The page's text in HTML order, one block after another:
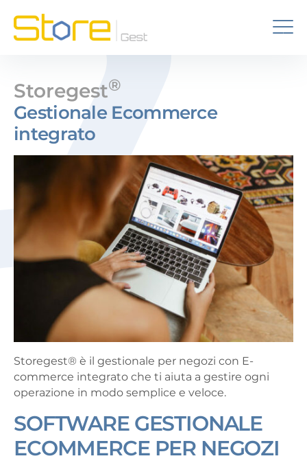
Storegest®
Gestionale Ecommerce
integrato
Storegest® è il gestionale per negozi con E-
commerce integrato che ti aiuta a gestire ogni
operazione in modo semplice e veloce.
SOFTWARE GESTIONALE
ECOMMERCE PER NEGOZI